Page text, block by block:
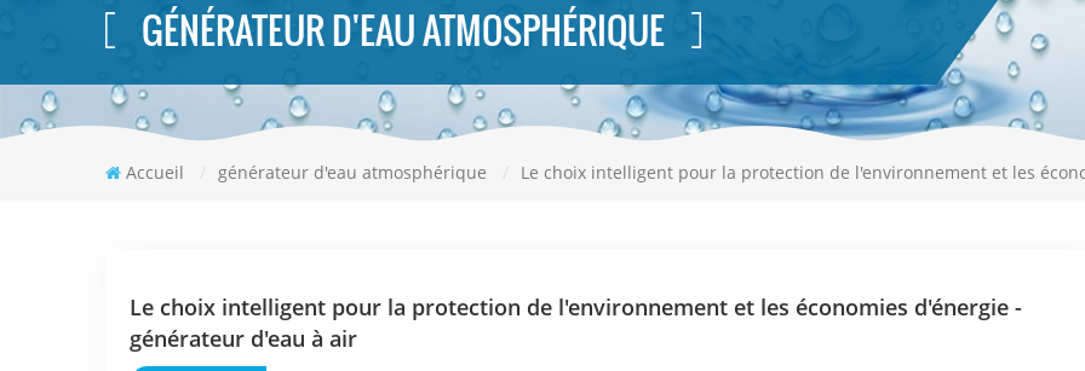
GÉNÉRATEUR D'EAU ATMOSPHÉRIQUE
Accueil / générateur d'eau atmosphérique / Le choix intelligent pour la protection de l'environnement et les
Le choix intelligent pour la protection de l'environnement et les économies d'énergie -
générateur d'eau à air